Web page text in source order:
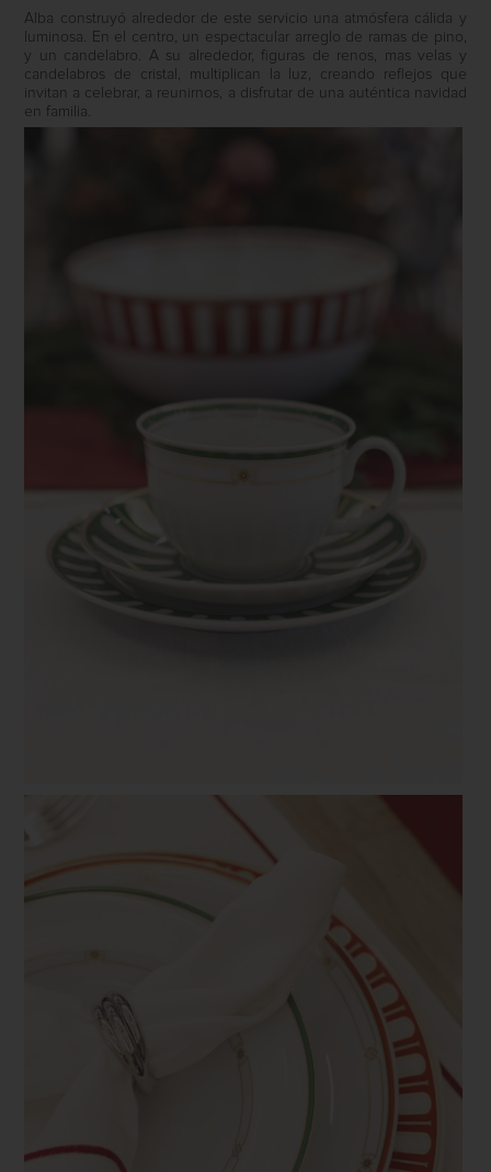
Alba construyó alrededor de este servicio una atmósfera cálida y
luminosa. En el centro, un espectacular arreglo de ramas de pino,
y un candelabro. A su alrededor, figuras de renos, mas velas y
candelabros de cristal, multiplican la luz, creando reflejos que
invitan a celebrar, a reunirnos, a disfrutar de una auténtica navidad
en familia.